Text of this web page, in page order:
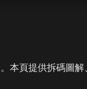
本頁提供拆碼圖